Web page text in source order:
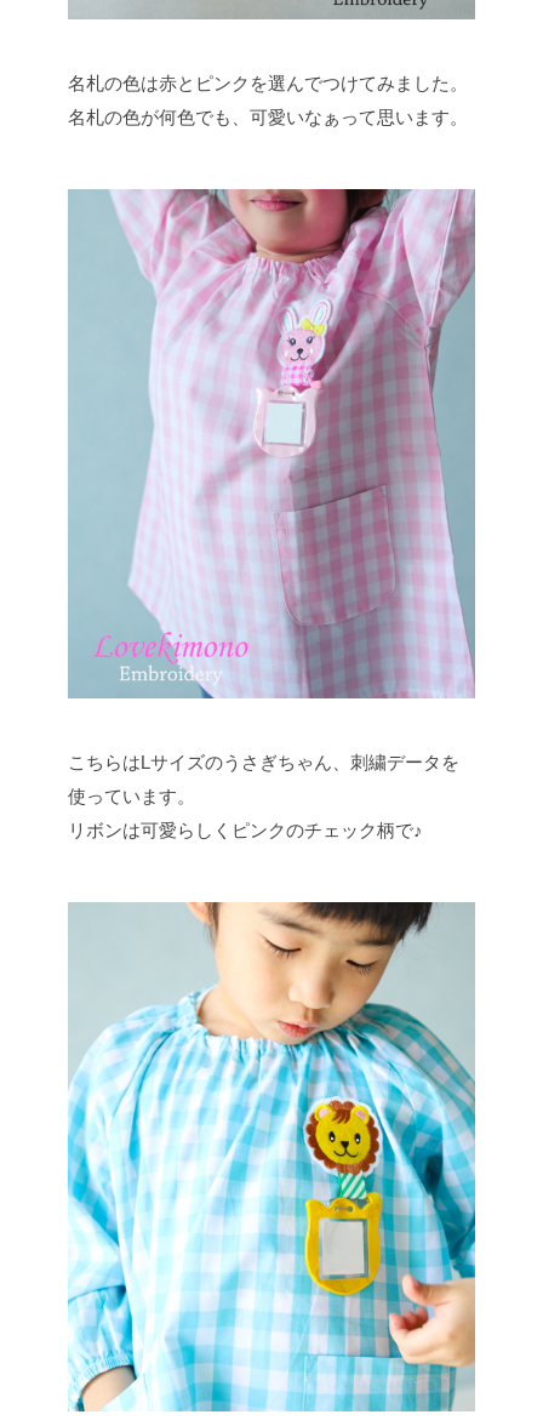
名札の色は赤とピンクを選んでつけてみました。
名札の色が何色でも、可愛いなぁって思います。
こちらはLサイズのうさぎちゃん、刺繍データを
使っています。
リボンは可愛らしくピンクのチェック柄で♪